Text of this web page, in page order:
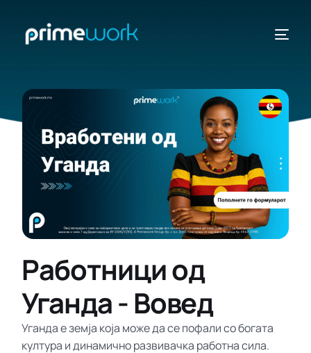
Работници од
Уганда - Вовед
Уганда е земја која може да се пофали со богата
култура и динамично развивачка работна сила.